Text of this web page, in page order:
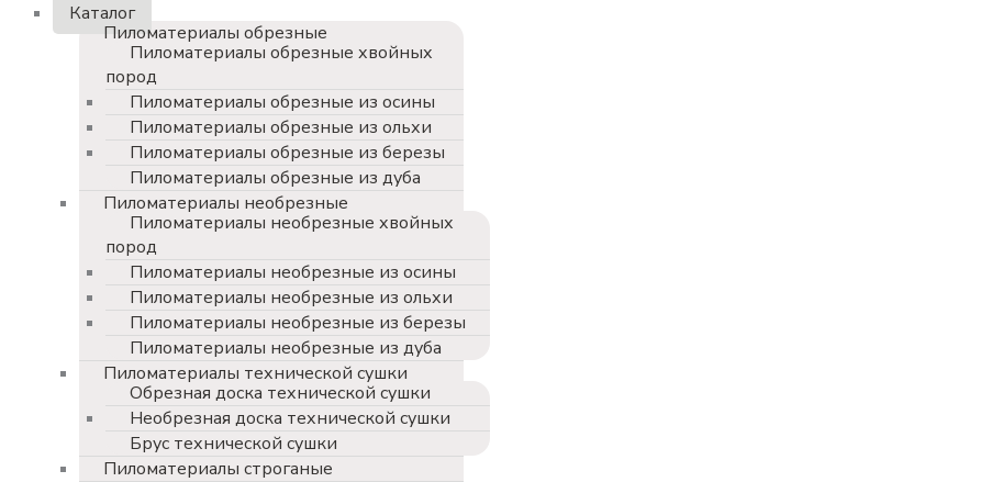
Каталог
Пиломатериалы обрезные
Пиломатериалы обрезные хвойных
пород
Пиломатериалы обрезные из осины
Пиломатериалы обрезные из ольхи
Пиломатериалы обрезные из березы
Пиломатериалы обрезные из дуба
Пиломатериалы необрезные
Пиломатериалы необрезные хвойных
пород
Пиломатериалы необрезные из осины
Пиломатериалы необрезные из ольхи
Пиломатериалы необрезные из березы
Пиломатериалы необрезные из дуба
Пиломатериалы технической сушки
Обрезная доска технической сушки
Необрезная доска технической сушки
Брус технической сушки
Пиломатериалы строганые